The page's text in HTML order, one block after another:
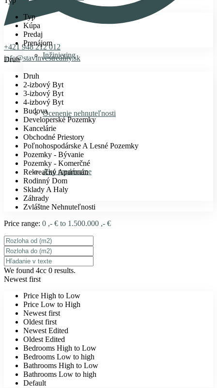
Inžiniering
Ocenenie nehnuteľnosti
Ako predávame
+421 948 212 012
info@stavinvestreality.sk
Typ
Kúpa
Predaj
Prenájom
Druh
Druh
2-izbový Byt
3-izbový Byt
4-izbový Byt
Budova
Developerské Pozemky
Kancelárie
Obchodné Priestory
Poľnohospodárske A Lesné Pozemky
Pozemky - Bývanie
Pozemky - Komerčné
Rekreačný Apartmán
Rodinný Dom
Sklady A Haly
Záhrady
Zvláštne Nehnuteľnosti
Price range: 0 ,- € to 1.500.000 ,- €
We found 4cc 0 results.
Newest first
Price High to Low
Price Low to High
Newest first
Oldest first
Newest Edited
Oldest Edited
Bedrooms High to Low
Bedrooms Low to high
Bathrooms High to Low
Bathrooms Low to high
Default